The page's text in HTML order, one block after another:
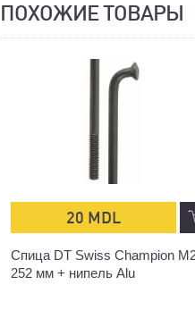
ПОХОЖИЕ ТОВАРЫ
20 MDL
Спица DT Swiss Champion
252 мм + нипель Alu